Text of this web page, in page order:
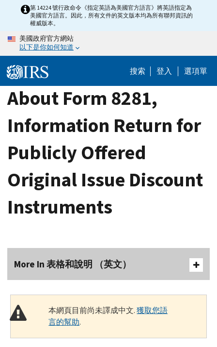
content
第 14224 號行政命令《指定英語為美國官方語言》將英語指定為
美國官方語言。因此，所有文件的英文版本均為所有聯邦資訊的
權威版本。
美國政府官方網站
以下是你如何知道
搜索 登入 選項單
About Form 8281,
Information Return for
Publicly Offered
Original Issue Discount
Instruments
More In 表格和說明 （英文）
本網頁目前尚未譯成中文.獲取您語
言的幫助.